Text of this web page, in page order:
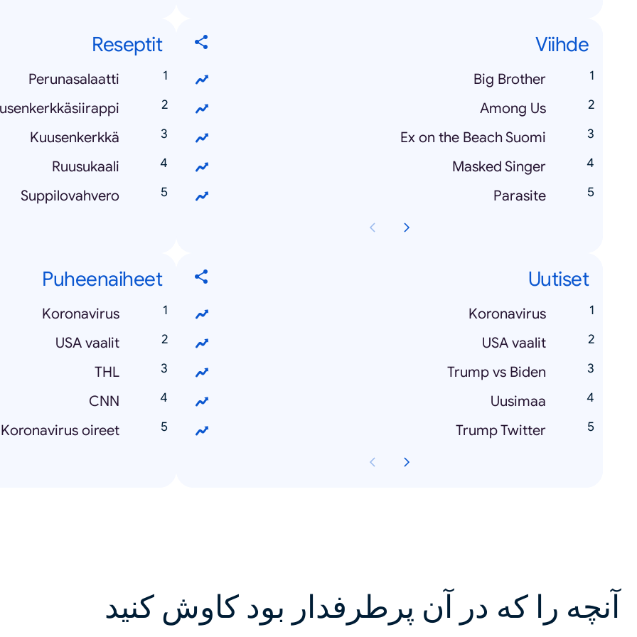
Viihde
Big Brother
Among Us
Ex on the Beach Suomi
Masked Singer
Parasite
Reseptit
Perunasalaatti
Kuusenkerkkä
Ruusukaali
Suppilovahvero
Uutiset
Koronavirus
USA vaalit
Trump vs Biden
Uusimaa
Trump Twitter
Puheenaiheet
Koronavirus
USA vaalit
THL
CNN
Koronavirus oireet
آنچه را که در آن پرطرفدار بود کاوش کنید